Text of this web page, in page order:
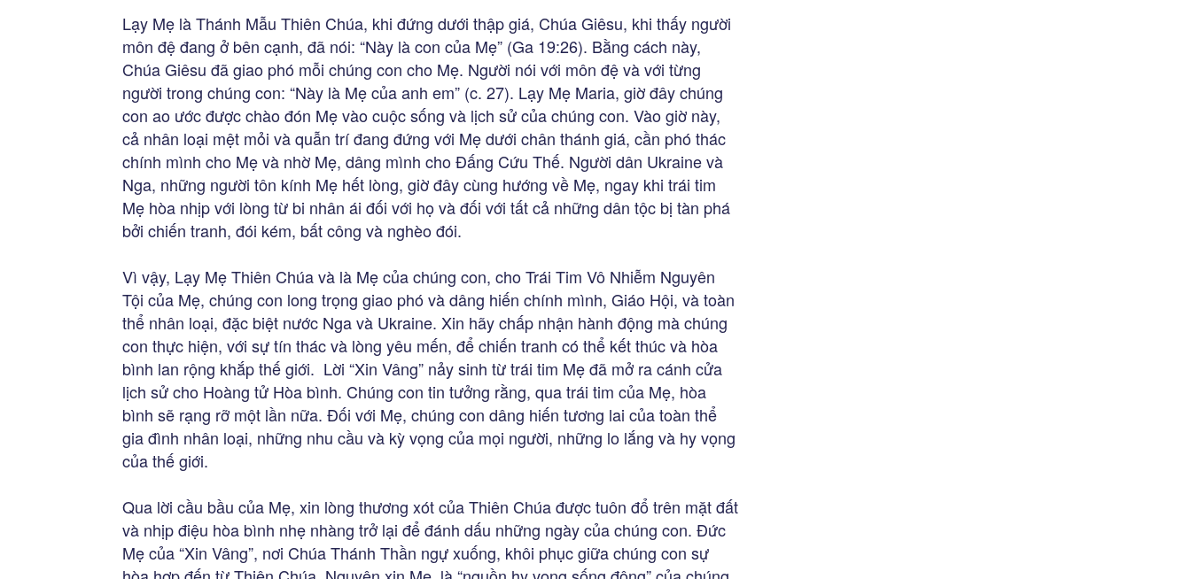
Lạy Mẹ là Thánh Mẫu Thiên Chúa, khi đứng dưới thập giá, Chúa Giêsu, khi thấy người
môn đệ đang ở bên cạnh, đã nói: “Này là con của Mẹ” (Ga 19:26). Bằng cách này,
Chúa Giêsu đã giao phó mỗi chúng con cho Mẹ. Người nói với môn đệ và với từng
người trong chúng con: “Này là Mẹ của anh em” (c. 27). Lạy Mẹ Maria, giờ đây chúng
con ao ước được chào đón Mẹ vào cuộc sống và lịch sử của chúng con. Vào giờ này,
cả nhân loại mệt mỏi và quẫn trí đang đứng với Mẹ dưới chân thánh giá, cần phó thác
chính mình cho Mẹ và nhờ Mẹ, dâng mình cho Đấng Cứu Thế. Người dân Ukraine và
Nga, những người tôn kính Mẹ hết lòng, giờ đây cùng hướng về Mẹ, ngay khi trái tim
Mẹ hòa nhịp với lòng từ bi nhân ái đối với họ và đối với tất cả những dân tộc bị tàn phá
bởi chiến tranh, đói kém, bất công và nghèo đói.
Vì vậy, Lạy Mẹ Thiên Chúa và là Mẹ của chúng con, cho Trái Tim Vô Nhiễm Nguyên
Tội của Mẹ, chúng con long trọng giao phó và dâng hiến chính mình, Giáo Hội, và toàn
thể nhân loại, đặc biệt nước Nga và Ukraine. Xin hãy chấp nhận hành động mà chúng
con thực hiện, với sự tín thác và lòng yêu mến, để chiến tranh có thể kết thúc và hòa
bình lan rộng khắp thế giới. Lời “Xin Vâng” nảy sinh từ trái tim Mẹ đã mở ra cánh cửa
lịch sử cho Hoàng tử Hòa bình. Chúng con tin tưởng rằng, qua trái tim của Mẹ, hòa
bình sẽ rạng rỡ một lần nữa. Đối với Mẹ, chúng con dâng hiến tương lai của toàn thể
gia đình nhân loại, những nhu cầu và kỳ vọng của mọi người, những lo lắng và hy vọng
của thế giới.
Qua lời cầu bầu của Mẹ, xin lòng thương xót của Thiên Chúa được tuôn đổ trên mặt đất
và nhịp điệu hòa bình nhẹ nhàng trở lại để đánh dấu những ngày của chúng con. Đức
Mẹ của “Xin Vâng”, nơi Chúa Thánh Thần ngự xuống, khôi phục giữa chúng con sự